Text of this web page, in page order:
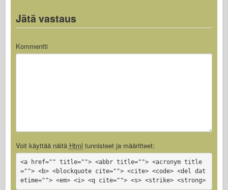
Jätä vastaus
Kommentti
Voit käyttää näitä Html tunnisteet ja määritteet:
<a href="" title=""> <abbr title=""> <acronym title
=""> <b> <blockquote cite=""> <cite> <code> <del dat
etime=""> <em> <i> <q cite=""> <s> <strike> <strong>